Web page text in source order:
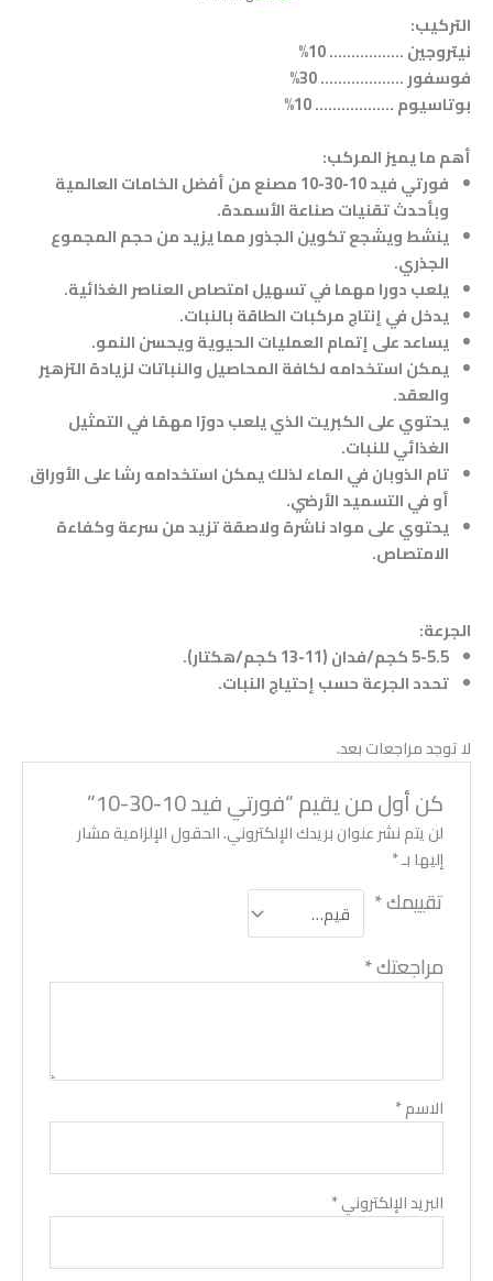
التركيب:
نيتروجين …………….. 10%
فوسفور ………………. 30%
بوتاسيوم ……………..
. 10%
أهم ما يميز المركب:
فورتي فيد 10-30-10 مصنع من أفضل الخامات العالمية
وبأحدث تقنيات صناعة الأسمدة.
ينشط ويشجع تكوين الجذور مما يزيد من حجم المجموع
الجذري.
يلعب دورا مهما في تسهيل امتصاص العناصر الغذائية.
يدخل في إنتاج مركبات الطاقة بالنبات.
يساعد على إتمام العمليات الحيوية ويحسن النمو.
يمكن استخدامه لكافة المحاصيل والنباتات لزيادة التزهير
والعقد.
يحتوي على الكبريت الذي يلعب دورًا مهمًا في التمثيل
الغذائي للنبات.
تام الذوبان في الماء لذلك يمكن استخدامه رشا على الأوراق
أو في التسميد الأرضي.
يحتوي على مواد ناشرة ولاصقة تزيد من سرعة وكفاءة
الامتصاص.
الجرعة:
5-5.5 كجم/فدان (11-13 كجم/هكتار).
تحدد الجرعة حسب إحتياج النبات.
لا توجد مراجعات بعد.
كن أول من يقيم “فورتي فيد 10-30-10”
لن يتم نشر عنوان بريدك الإلكتروني.الحقول الإلزامية مشار
إليها بـ*
تقييمك*
مراجعتك*
الاسم*
البريد الإلكتروني*